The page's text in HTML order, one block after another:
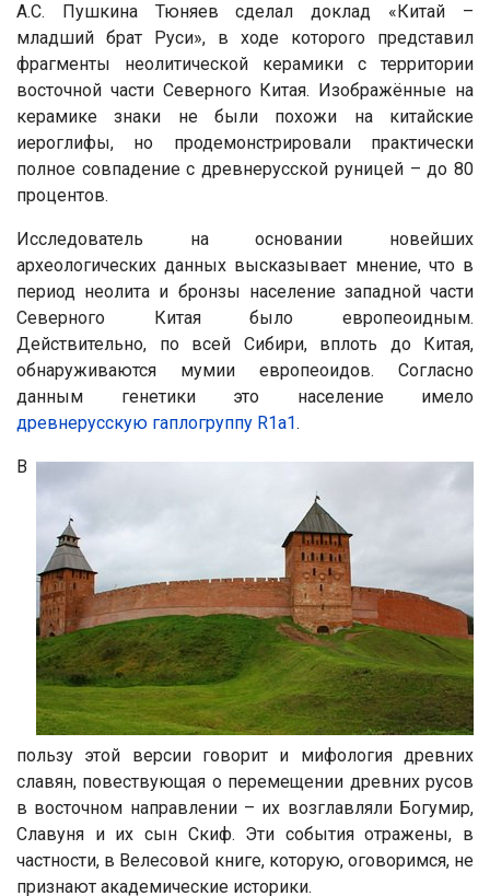
А.С. Пушкина Тюняев сделал доклад «Китай –
младший брат Руси», в ходе которого представил
фрагменты неолитической керамики с территории
восточной части Северного Китая. Изображённые на
керамике знаки не были похожи на китайские
иероглифы, но продемонстрировали практически
полное совпадение с древнерусской руницей – до 80
процентов.
Исследователь на основании новейших
археологических данных высказывает мнение, что в
период неолита и бронзы население западной части
Северного Китая было европеоидным.
Действительно, по всей Сибири, вплоть до Китая,
обнаруживаются мумии европеоидов. Согласно
данным генетики это население имело
древнерусскую гаплогруппу R1a1.
В
пользу этой версии говорит и мифология древних
славян, повествующая о перемещении древних русов
в восточном направлении – их возглавляли Богумир,
Славуня и их сын Скиф. Эти события отражены, в
частности, в Велесовой книге, которую, оговоримся, не
признают академические историки.